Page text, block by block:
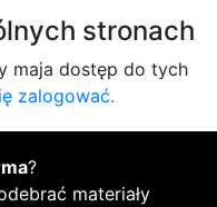
stronach
maja dostęp do tych
zalogować.
?
materiały